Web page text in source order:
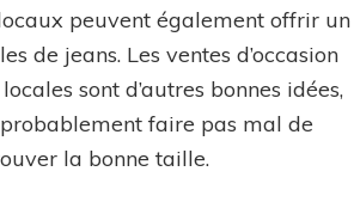
peuvent également offrir un
de jeans. Les ventes d’occasion
sont d’autres bonnes idées,
faire pas mal de
la bonne taille.